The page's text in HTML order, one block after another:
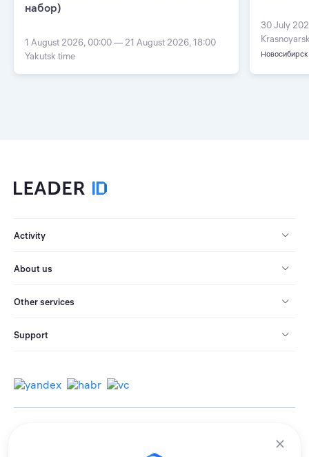
набор)
1 August 2026, 00:00 — 21 August 2026, 18:00
Yakutsk time
30 July
Новосибирск
Activity
About us
Other services
Support